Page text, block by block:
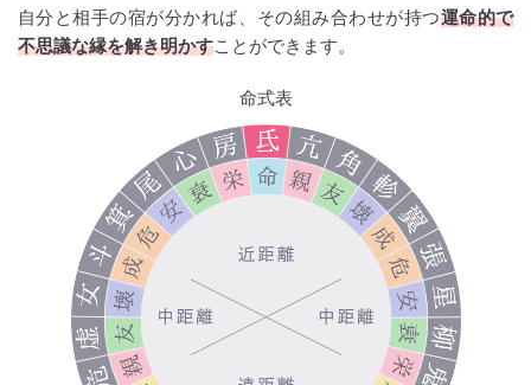
自分と相手の宿が分かれば、その組み合わせが持つ運命的で
不思議な縁を解き明かすことができます。
命式表